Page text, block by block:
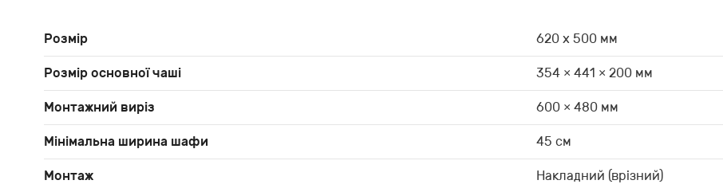
Розмір 620 х 500 мм
Розмір основної чаші 354 × 441 × 200 мм
Монтажний виріз 600 × 480 мм
Мінімальна ширина шафи 45 см
Монтаж Накладний (врізний)